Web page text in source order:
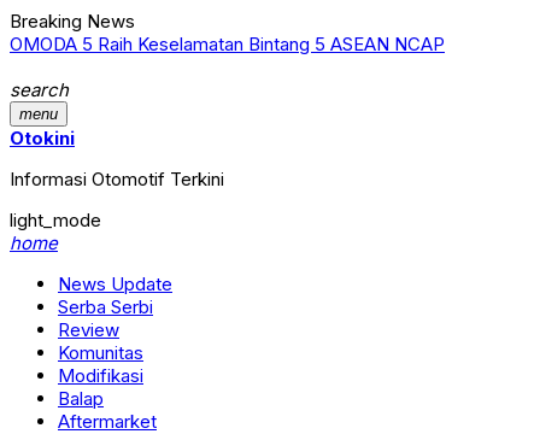
Breaking News
OMODA 5 Raih Keselamatan Bintang 5 ASEAN NCAP
search
menu
Otokini
Informasi Otomotif Terkini
light_mode
home
News Update
Serba Serbi
Review
Komunitas
Modifikasi
Balap
Aftermarket